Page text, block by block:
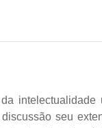
intelectualidade
seu